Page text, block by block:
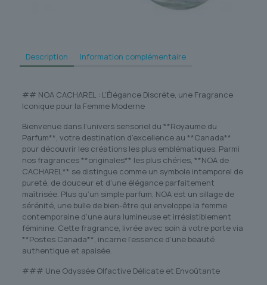
Description Information complémentaire
## NOA CACHAREL : L’Élégance Discrète, une Fragrance
Iconique pour la Femme Moderne
Bienvenue dans l’univers sensoriel du **Royaume du
Parfum**, votre destination d’excellence au **Canada**
pour découvrir les créations les plus emblématiques. Parmi
nos fragrances **originales** les plus chéries, **NOA de
CACHAREL** se distingue comme un symbole intemporel de
pureté, de douceur et d’une élégance parfaitement
maîtrisée. Plus qu’un simple parfum, NOA est un sillage de
sérénité, une bulle de bien-être qui enveloppe la femme
contemporaine d’une aura lumineuse et irrésistiblement
féminine. Cette fragrance, livrée avec soin à votre porte via
**Postes Canada**, incarne l’essence d’une beauté
authentique et apaisée.
### Une Odyssée Olfactive Délicate et Envoûtante